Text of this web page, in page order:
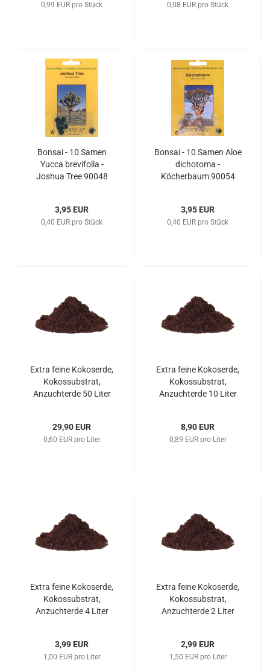
0,99 EUR pro Stück 0,08 EUR pro Stück
Bonsai - 10 Samen
Yucca brevifolia -
Joshua Tree 90048
3,95 EUR
0,40 EUR pro Stück
Bonsai - 10 Samen Aloe
dichotoma -
Köcherbaum 90054
3,95 EUR
0,40 EUR pro Stück
Extra feine Kokoserde,
Kokossubstrat,
Anzuchterde 50 Liter
29,90 EUR
0,60 EUR pro Liter
Extra feine Kokoserde,
Kokossubstrat,
Anzuchterde 10 Liter
8,90 EUR
0,89 EUR pro Liter
Extra feine Kokoserde,
Kokossubstrat,
Anzuchterde 4 Liter
3,99 EUR
1,00 EUR pro Liter
Extra feine Kokoserde,
Kokossubstrat,
Anzuchterde 2 Liter
2,99 EUR
1,50 EUR pro Liter